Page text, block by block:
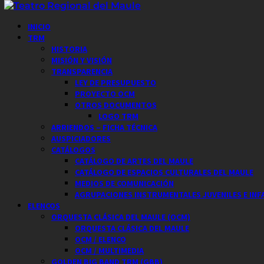
Saltar
contenido
Menú
principal
INICIO
TRM
HISTORIA
MISIÓN Y VISIÓN
TRANSPARENCIA
LEY DE PRESUPUESTO
PROYECTO OCM
OTROS DOCUMENTOS
LOGO TRM
ARRIENDOS – FICHA TÉCNICA
AUSPICIADORES
CATÁLOGOS
CATÁLOGO DE ARTES DEL MAULE
CATÁLOGO DE ESPACIOS CULTURALES DEL MAULE
MEDIOS DE COMUNICACIÓN
AGRUPACIONES INSTRUMENTALES JUVENILES E
ELENCOS
ORQUESTA CLÁSICA DEL MAULE (OCM)
ORQUESTA CLÁSICA DEL MAULE
OCM / ELENCO
OCM / MULTIMEDIA
GOLDEN BIG BAND TRM (GBB)